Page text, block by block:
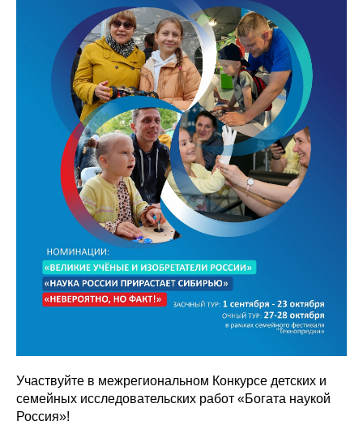
Участвуйте в межрегиональном Конкурсе детских и
семейных исследовательских работ «Богата наукой
Россия»!